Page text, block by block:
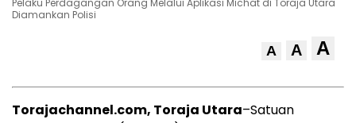
Pelaku Perdagangan Orang Melalui Aplikasi Michat di Toraja Utara
Diamankan Polisi
A A A
Torajachannel.com, Toraja Utara–Satuan